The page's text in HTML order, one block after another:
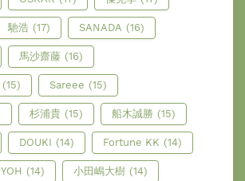
馳浩 (17) SANADA (16)
馬沙齋藤 (16)
(15) Sareee (15)
杉浦貴 (15) 船木誠勝 (15)
DOUKI (14) Fortune KK (14)
YOH (14) 小田嶋大樹 (14)